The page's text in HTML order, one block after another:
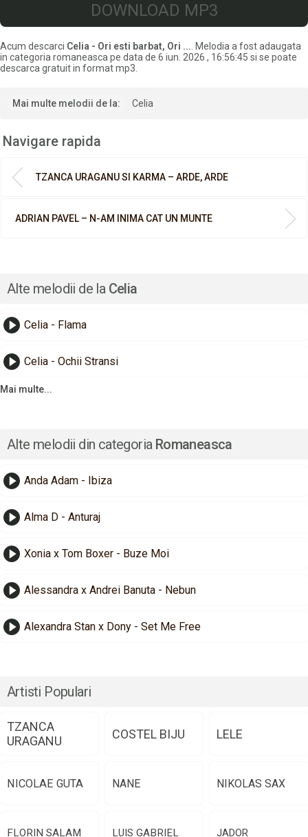
DOWNLOAD MP3
Acum descarci Celia - Ori esti barbat, Ori ... . Melodia a fost adaugata
in categoria romaneasca pe data de 6 iun. 2026 , 16:56:45 si se poate
descarca gratuit in format mp3.
Mai multe melodii de la: Celia
Navigare rapida
TZANCA URAGANU SI KARMA – ARDE, ARDE
ADRIAN PAVEL – N-AM INIMA CAT UN MUNTE
Alte melodii de la Celia
Celia - Flama
Celia - Ochii Stransi
Mai multe...
Alte melodii din categoria Romaneasca
Anda Adam - Ibiza
Alma D - Anturaj
Xonia x Tom Boxer - Buze Moi
Alessandra x Andrei Banuta - Nebun
Alexandra Stan x Dony - Set Me Free
Artisti Populari
TZANCA
URAGANU
COSTEL BIJU LELE
NICOLAE GUTA NANE NIKOLAS SAX
FLORIN SALAM LUIS GABRIEL JADOR